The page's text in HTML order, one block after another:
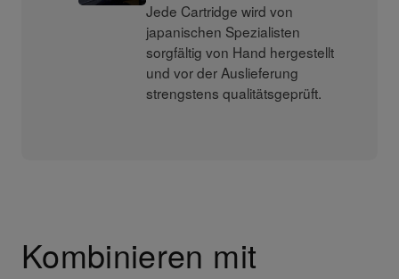
Jede Cartridge wird von
japanischen Spezialisten
sorgfältig von Hand hergestellt
und vor der Auslieferung
strengstens qualitätsgeprüft.
Kombinieren mit